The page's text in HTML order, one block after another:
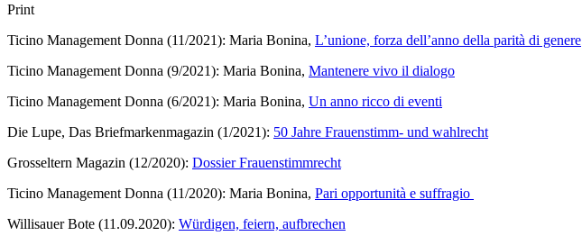
Print
Ticino Management Donna (11/2021): Maria Bonina, L’unione, forza dell’anno della parità di genere
Ticino Management Donna (9/2021): Maria Bonina, Mantenere vivo il dialogo
Ticino Management Donna (6/2021): Maria Bonina, Un anno ricco di eventi
Die Lupe, Das Briefmarkenmagazin (1/2021): 50 Jahre Frauenstimm- und wahlrecht
Grosseltern Magazin (12/2020): Dossier Frauenstimmrecht
Ticino Management Donna (11/2020): Maria Bonina, Pari opportunità e suffragio
Willisauer Bote (11.09.2020): Würdigen, feiern, aufbrechen